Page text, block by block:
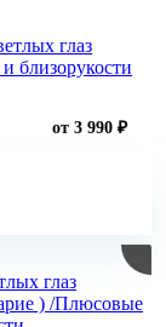
глаз
близорукости
от 3 990 ₽